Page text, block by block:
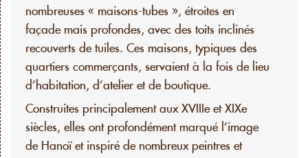
nombreuses « maisons-tubes », étroites en
façade mais profondes, avec des toits inclinés
recouverts de tuiles. Ces maisons, typiques des
quartiers commerçants, servaient à la fois de lieu
d’habitation, d’atelier et de boutique.
Construites principalement aux XVIIIe et XIXe
siècles, elles ont profondément marqué l’image
de Hanoï et inspiré de nombreux peintres et